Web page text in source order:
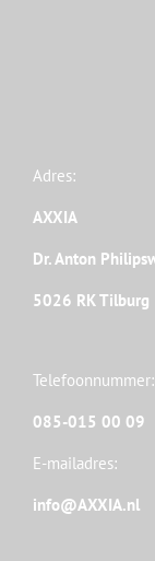
Adres:
AXXIA
Dr. Anton
5026 RK Tilburg
Telefoonnummer:
085-015 00 09
E-mailadres:
info@AXXIA.nl